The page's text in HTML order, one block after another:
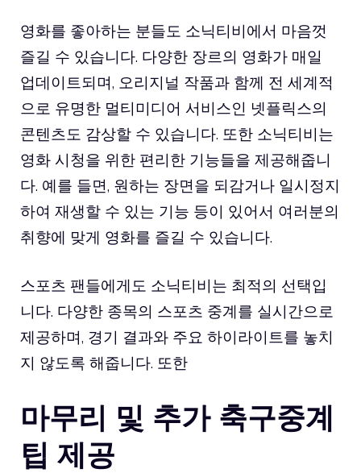
영화를 좋아하는 분들도 소닉티비에서 마음껏
즐길 수 있습니다. 다양한 장르의 영화가 매일
업데이트되며, 오리지널 작품과 함께 전 세계적
으로 유명한 멀티미디어 서비스인 넷플릭스의
콘텐츠도 감상할 수 있습니다. 또한 소닉티비는
영화 시청을 위한 편리한 기능들을 제공해줍니
다. 예를 들면, 원하는 장면을 되감거나 일시정지
하여 재생할 수 있는 기능 등이 있어서 여러분의
취향에 맞게 영화를 즐길 수 있습니다.
스포츠 팬들에게도 소닉티비는 최적의 선택입
니다. 다양한 종목의 스포츠 중계를 실시간으로
제공하며, 경기 결과와 주요 하이라이트를 놓치
지 않도록 해줍니다. 또한
마무리 및 추가 축구중계
팁 제공